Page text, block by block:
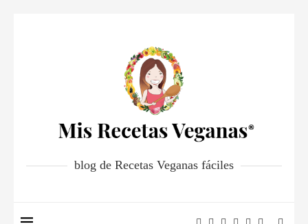
blog de Recetas Veganas fáciles